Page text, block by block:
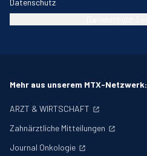
Datenschutz
Mehr aus unserem MTX-Netzwerk:
ARZT & WIRTSCHAFT
Zahnärztliche Mitteilungen
Journal Onkologie